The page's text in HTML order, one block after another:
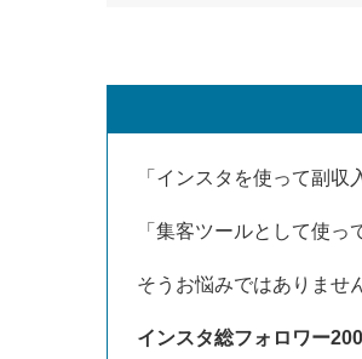
「インスタを使って副
「集客ツールとして使
そうお悩みではありませ
インスタ総フォロワー